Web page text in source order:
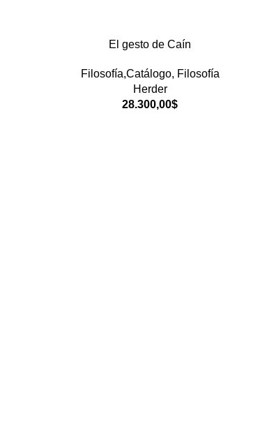
El gesto de Caín
Filosofía,Catálogo, Filosofía
Herder
28.300,00$